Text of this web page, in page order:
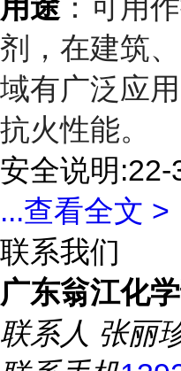
用途 ：可用
剂，在建筑
域有广泛应
抗火性能。
安全说明:22-
...查看全文 >
联系我们
广东翁江化
联系人 张丽